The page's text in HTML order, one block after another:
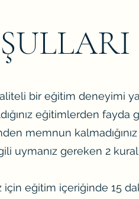
bir eğitim deneyimi
eğitimlerden
memnun
uymanız gereken 2
eğitim içeriğinde 15